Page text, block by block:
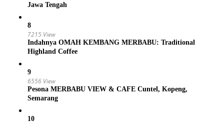
Jawa Tengah
8
7215 View
Indahnya OMAH KEMBANG MERBABU: Traditional
Highland Coffee
9
6556 View
Pesona MERBABU VIEW & CAFE Cuntel, Kopeng,
Semarang
10